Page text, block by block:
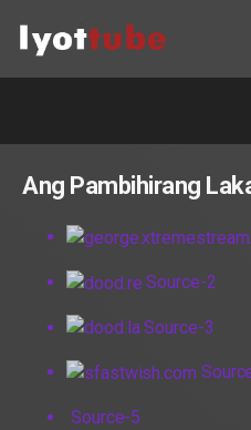
Ang Pambihirang
Source-2
Source-3
Source-5